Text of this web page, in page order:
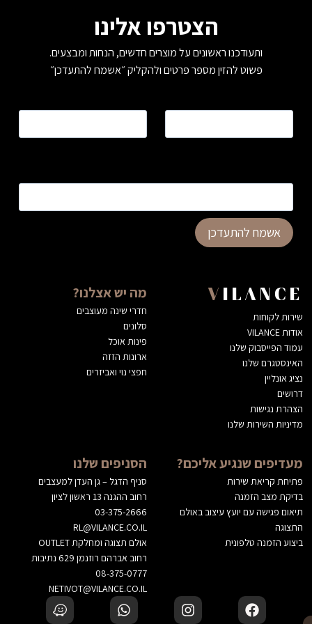
הצטרפו אלינו
ותעודכנו ראשונים על מוצרים חדשים, הנחות ומבצעים.
פשוט להזין מספר פרטים ולהקליק ״אשמח להתעדכן״
אשמח להתעדכן
VILANCE
שירות לקוחות
אודות VILANCE
עמוד הפייסבוק שלנו
האינסטגרם שלנו
נציג אונליין
דרושים
הצהרת נגישות
מדיניות השירות שלנו
מה יש אצלנו?
חדרי שינה מעוצבים
סלונים
פינות אוכל
ארונות הזזה
חפצי נוי ואביזרים
מעדיפים שנגיע אליכם?
פתיחת קריאת שירות
בדיקת מצב הזמנה
תיאום פגישה עם יועץ עיצוב באולם
התצוגה
ביצוע הזמנה טלפונית
הסניפים שלנו
סניף הדגל – גן העדן למעצבים
רחוב ההגנה 13 ראשון לציון
03-375-2666
RL@VILANCE.CO.IL
אולם תצוגה ומחלקת OUTLET
רחוב אברהם רוזנמן 629 נתיבות
08-375-0777
NETIVOT@VILANCE.CO.IL